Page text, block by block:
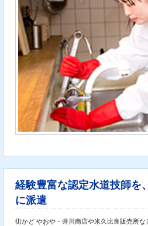
経験豊富な認定水道技師を
に派遣
街かど やおや・井川商店や米久比良販売所